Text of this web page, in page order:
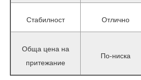
Стабилност Отлично
Обща цена на
притежание
По-ниска